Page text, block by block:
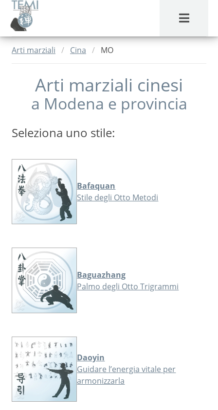
MENU
Arti marziali Cina MO
Arti marziali cinesi
a Modena e provincia
Seleziona uno stile:
Bafaquan
Stile degli Otto Metodi
Baguazhang
Palmo degli Otto Trigrammi
Daoyin
Guidare l’energia vitale per
armonizzarla